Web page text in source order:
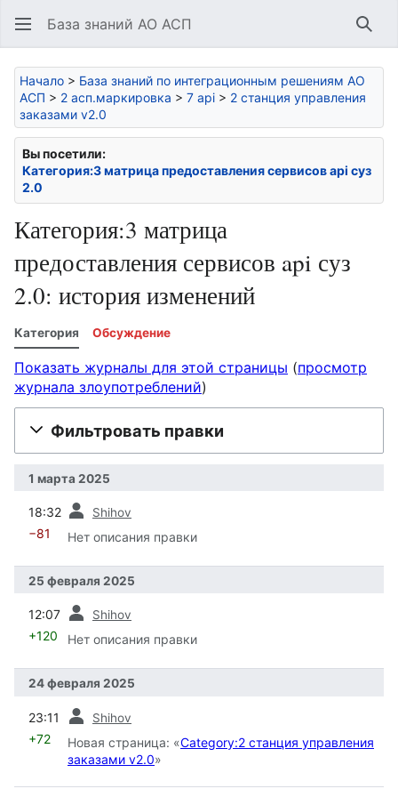
База знаний АО АСП
Начало > База знаний по интеграционным решениям АО
АСП > 2 асп.маркировка > 7 api > 2 станция управления
заказами v2.0
Вы посетили:
Категория:3 матрица предоставления сервисов api суз
2.0
Категория:3 матрица
предоставления сервисов api суз
2.0: история изменений
Категория Обсуждение
Показать журналы для этой страницы (просмотр
журнала злоупотреблений)
Фильтровать правки
1 марта 2025
18:32 Shihov
−81 Нет описания правки
25 февраля 2025
12:07 Shihov
+120 Нет описания правки
24 февраля 2025
23:11 Shihov
+72 Новая страница: «Category:2 станция управления
заказами v2.0»